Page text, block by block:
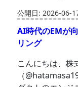
公開日: 2026-06-
AI時代のEMが
リング
こんにちは、株
（